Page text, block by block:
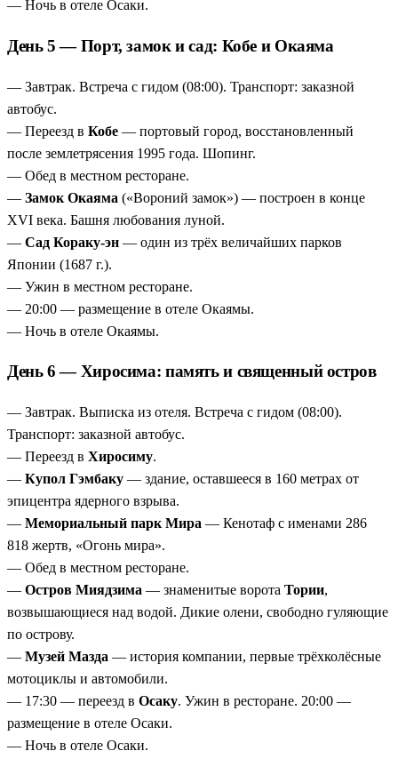
— Ночь в отеле Осаки.
День 5 — Порт, замок и сад: Кобе и Окаяма
— Завтрак. Встреча с гидом (08:00). Транспорт: заказной
автобус.
— Переезд в Кобе — портовый город, восстановленный
после землетрясения 1995 года. Шопинг.
— Обед в местном ресторане.
— Замок Окаяма («Вороний замок») — построен в конце
XVI века. Башня любования луной.
— Сад Кораку-эн — один из трёх величайших парков
Японии (1687 г.).
— Ужин в местном ресторане.
— 20:00 — размещение в отеле Окаямы.
— Ночь в отеле Окаямы.
День 6 — Хиросима: память и священный остров
— Завтрак. Выписка из отеля. Встреча с гидом (08:00).
Транспорт: заказной автобус.
— Переезд в Хиросиму.
— Купол Гэмбаку — здание, оставшееся в 160 метрах от
эпицентра ядерного взрыва.
— Мемориальный парк Мира — Кенотаф с именами 286
818 жертв, «Огонь мира».
— Обед в местном ресторане.
— Остров Миядзима — знаменитые ворота Тории,
возвышающиеся над водой. Дикие олени, свободно гуляющие
по острову.
— Музей Мазда — история компании, первые трёхколёсные
мотоциклы и автомобили.
— 17:30 — переезд в Осаку. Ужин в ресторане. 20:00 —
размещение в отеле Осаки.
— Ночь в отеле Осаки.